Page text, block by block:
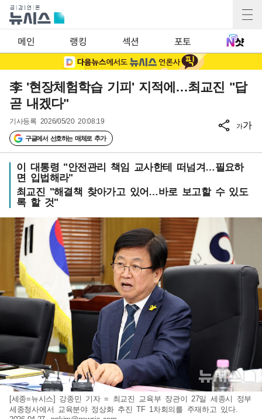
메인 랭킹 섹션 포토
李 '현장체험학습 기피' 지적에…최교진 "답
곧 내겠다"
기사등록 2026/05/20 20:08:19
구글에서 선호하는 매체로 추가
가가
이 대통령 "안전관리 책임 교사한테 떠넘겨…필요하
면 입법해라"
최교진 "해결책 찾아가고 있어…바로 보고할 수 있도
록 할 것"
[세종=뉴시스] 강종민 기자 = 최교진 교육부 장관이 27일 세종시 정부
세종청사에서 교육분야 정상화 추진 TF 1차회의를 주재하고 있다.